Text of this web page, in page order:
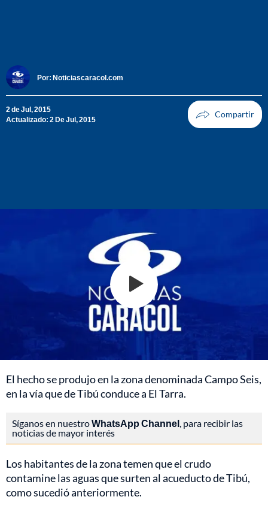
Por: Noticiascaracol.com
2 de Jul, 2015
Actualizado: 2 De Jul, 2015
El hecho se produjo en la zona denominada Campo Seis,
en la vía que de Tibú conduce a El Tarra.
Síganos en nuestroWhatsApp Channel , para recibir las
noticias de mayor interés
Los habitantes de la zona temen que el crudo
contamine las aguas que surten al acueducto de Tibú,
como sucedió anteriormente.